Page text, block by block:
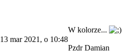
13 mar 2021, o 10:48
W kolorze...
Pzdr Damian